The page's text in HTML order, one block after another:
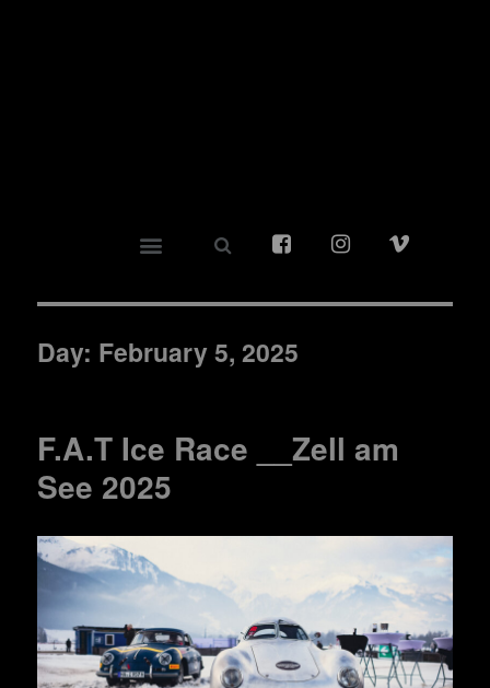
Day: February 5, 2025
F.A.T Ice Race __Zell am
See 2025